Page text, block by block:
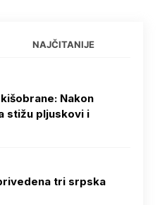
NAJČITANIJE
Nakon
stižu pljuskovi i
tri srpska